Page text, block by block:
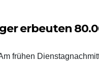
erbeuten
frühen